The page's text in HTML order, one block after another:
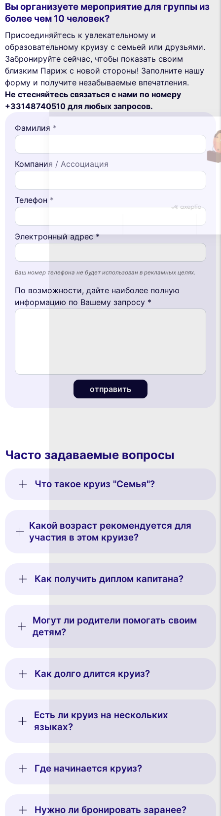
This website uses
cookies
We use cookies and your personal data to
enhance your browsing experience,
can accept, reject or manage your preferences at any time.
Reject All Cookies Settings
Вы организуете мероприятие для группы из
более чем 10 человек?
Присоединяйтесь к увлекательному и
образовательному круизу с семьей или друзьями.
Забронируйте сейчас, чтобы показать своим
близким Париж с новой стороны! Заполните нашу
форму и получите незабываемые впечатления.
Не стесняйтесь связаться с нами по номеру
+33148740510 для любых запросов.
Фамилия *
Компания / Ассоциация
Телефон *
Электронный адрес *
Ваш номер телефона не будет использован в рекламных целях.
По возможности, дайте наиболее полную
информацию по Вашему запросу *
отправить
Часто задаваемые вопросы
Что такое круиз "Семья"?
Какой возраст рекомендуется для
участия в этом круизе?
Как получить диплом капитана?
Могут ли родители помогать своим
детям?
Как долго длится круиз?
Есть ли круиз на нескольких
языках?
Где начинается круиз?
Нужно ли бронировать заранее?